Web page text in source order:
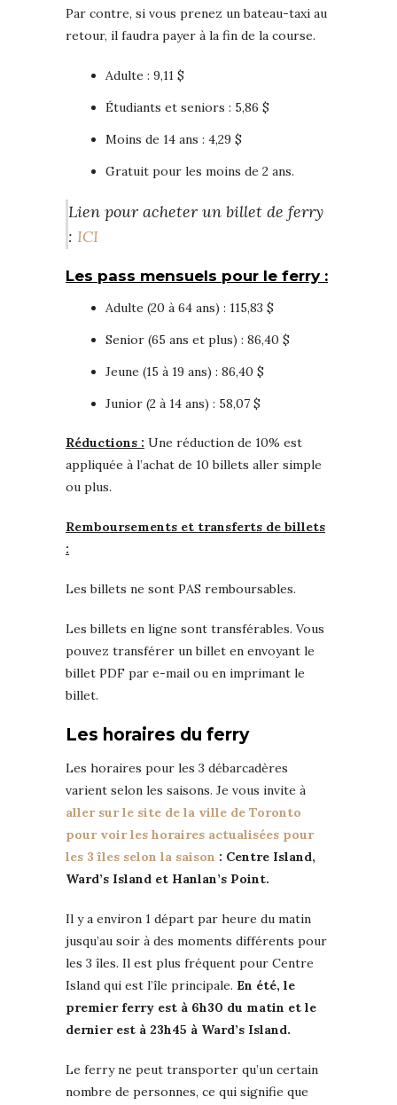
Par contre, si vous prenez un bateau-taxi au
retour, il faudra payer à la fin de la course.
Adulte : 9,11 $
Étudiants et seniors : 5,86 $
Moins de 14 ans : 4,29 $
Gratuit pour les moins de 2 ans.
Lien pour acheter un billet de ferry
: ICI
Les pass mensuels pour le ferry :
Adulte (20 à 64 ans) : 115,83 $
Senior (65 ans et plus) : 86,40 $
Jeune (15 à 19 ans) : 86,40 $
Junior (2 à 14 ans) : 58,07 $
Réductions : Une réduction de 10% est
appliquée à l’achat de 10 billets aller simple
ou plus.
Remboursements et transferts de billets
:
Les billets ne sont PAS remboursables.
Les billets en ligne sont transférables. Vous
pouvez transférer un billet en envoyant le
billet PDF par e-mail ou en imprimant le
billet.
Les horaires du ferry
Les horaires pour les 3 débarcadères
varient selon les saisons. Je vous invite à
aller sur le site de la ville de Toronto
pour voir les horaires actualisées pour
les 3 îles selon la saison : Centre Island,
Ward’s Island et Hanlan’s Point.
Il y a environ 1 départ par heure du matin
jusqu’au soir à des moments différents pour
les 3 îles. Il est plus fréquent pour Centre
Island qui est l’île principale. En été, le
premier ferry est à 6h30 du matin et le
dernier est à 23h45 à Ward’s Island.
Le ferry ne peut transporter qu’un certain
nombre de personnes, ce qui signifie que